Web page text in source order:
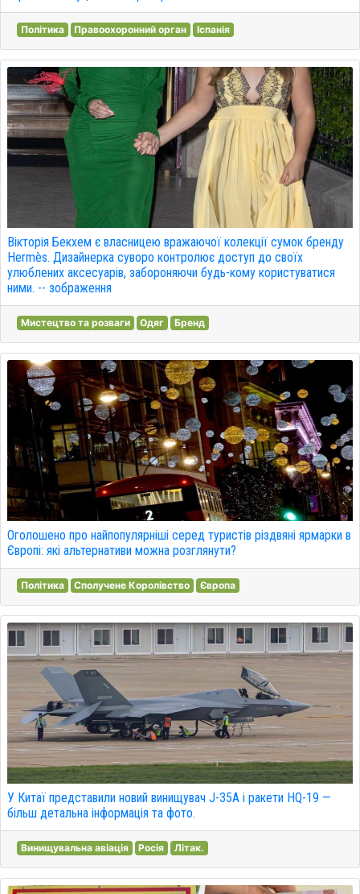
Політика Правоохоронний орган Іспанія
Вікторія Бекхем є власницею вражаючої колекції сумок бренду
Hermès. Дизайнерка суворо контролює доступ до своїх
улюблених аксесуарів, забороняючи будь-кому користуватися
ними. -- зображення
Мистецтво та розваги Одяг Бренд
Оголошено про найпопулярніші серед туристів різдвяні ярмарки в
Європі: які альтернативи можна розглянути?
Політика Сполучене Королівство Європа
У Китаї представили новий винищувач J-35A і ракети HQ-19 —
більш детальна інформація та фото.
Винищувальна авіація Росія Літак.